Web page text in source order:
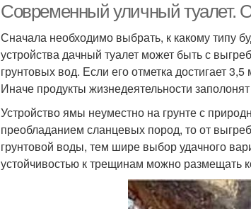
Современный уличный туалет.
Сначала необходимо выбрать, к какому типу
устройства дачный туалет может быть с
грунтовых вод. Если его отметка достигает
Иначе продукты жизнедеятельности
Устройство ямы неуместно на грунте с
преобладанием сланцевых пород, то от
грунтовой воды, тем шире выбор удачного
устойчивостью к трещинам можно размещать